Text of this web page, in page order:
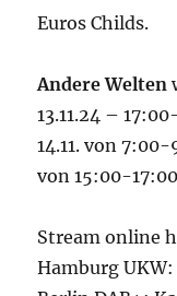
Euros Childs.
Andere Welten
13.11.24 –
14.11. von
von 15:00-
Stream online
Hamburg UKW: